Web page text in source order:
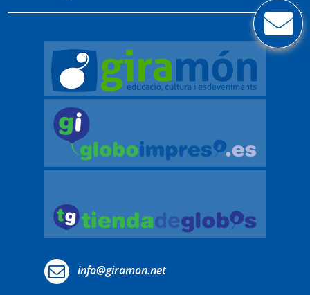
info@giramon.net